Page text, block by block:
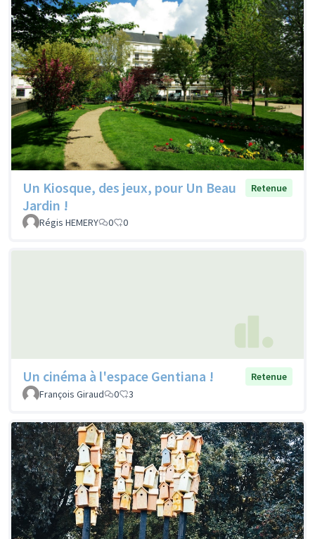
Un Kiosque, des jeux, pour Un Beau
Jardin !
Retenue
Régis HEMERY 0 0
Un cinéma à l'espace Gentiana !
Retenue
François Giraud
0 3